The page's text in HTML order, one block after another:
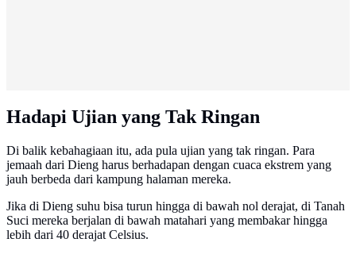
Hadapi Ujian yang Tak Ringan
Di balik kebahagiaan itu, ada pula ujian yang tak ringan. Para
jemaah dari Dieng harus berhadapan dengan cuaca ekstrem yang
jauh berbeda dari kampung halaman mereka.
Jika di Dieng suhu bisa turun hingga di bawah nol derajat, di Tanah
Suci mereka berjalan di bawah matahari yang membakar hingga
lebih dari 40 derajat Celsius.